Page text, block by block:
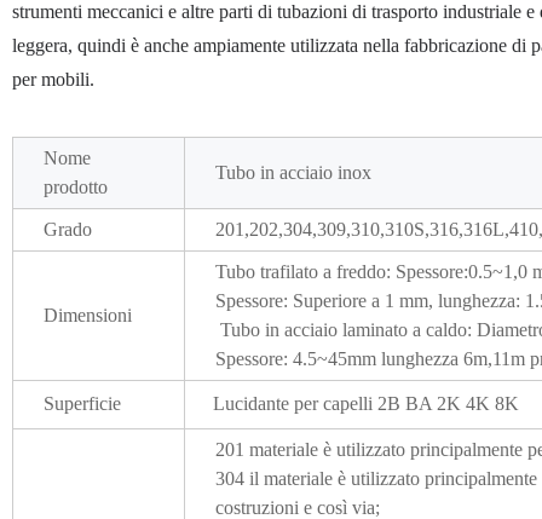
strumenti meccanici e altre parti di tubazioni di trasporto industriale
leggera, quindi è anche ampiamente utilizzata nella fabbricazione di
per mobili.
Nome
prodotto
Tubo in acciaio inox
Grado
Dimensioni
Tubo trafilato a freddo:
Spessore: Superiore a 1 mm, lunghezza:
Tubo in acciaio laminato a caldo:
Spessore: 4.5~45mm lunghezza 6m,11m
Superficie Lucidante per capelli 2B BA 2K 4K 8K
201 materiale è utilizzato principalmente
304 il materiale è utilizzato
costruzioni e così via;